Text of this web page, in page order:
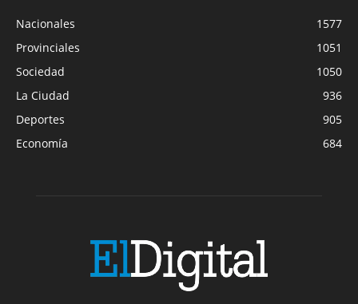
Nacionales
1577
Provinciales
1051
Sociedad
1050
La Ciudad
936
Deportes
905
Economía
684